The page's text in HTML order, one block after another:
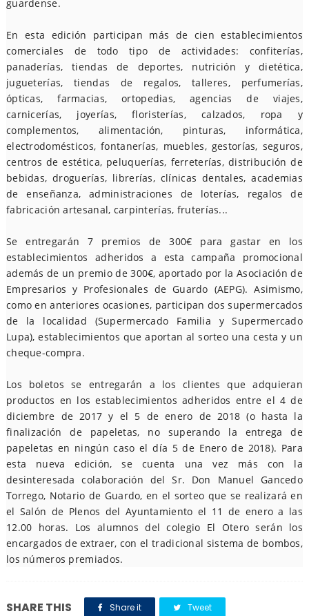
guardense.
En esta edición participan más de cien establecimientos
comerciales de todo tipo de actividades: confiterías,
panaderías, tiendas de deportes, nutrición y dietética,
jugueterías, tiendas de regalos, talleres, perfumerías,
ópticas, farmacias, ortopedias, agencias de viajes,
carnicerías, joyerías, floristerías, calzados, ropa y
complementos, alimentación, pinturas, informática,
electrodomésticos, fontanerías, muebles, gestorías, seguros,
centros de estética, peluquerías, ferreterías, distribución de
bebidas, droguerías, librerías, clínicas dentales, academias
de enseñanza, administraciones de loterías, regalos de
fabricación artesanal, carpinterías, fruterías...
Se entregarán 7 premios de 300€ para gastar en los
establecimientos adheridos a esta campaña promocional
además de un premio de 300€, aportado por la Asociación de
Empresarios y Profesionales de Guardo (AEPG). Asimismo,
como en anteriores ocasiones, participan dos supermercados
de la localidad (Supermercado Familia y Supermercado
Lupa), establecimientos que aportan al sorteo una cesta y un
cheque-compra.
Los boletos se entregarán a los clientes que adquieran
productos en los establecimientos adheridos entre el 4 de
diciembre de 2017 y el 5 de enero de 2018 (o hasta la
finalización de papeletas, no superando la entrega de
papeletas en ningún caso el día 5 de Enero de 2018). Para
esta nueva edición, se cuenta una vez más con la
desinteresada colaboración del Sr. Don Manuel Gancedo
Torrego, Notario de Guardo, en el sorteo que se realizará en
el Salón de Plenos del Ayuntamiento el 11 de enero a las
12.00 horas. Los alumnos del colegio El Oteroserán los
encargados de extraer, con el tradicional sistema de bombos,
los números premiados.
SHARE THIS Share it Tweet